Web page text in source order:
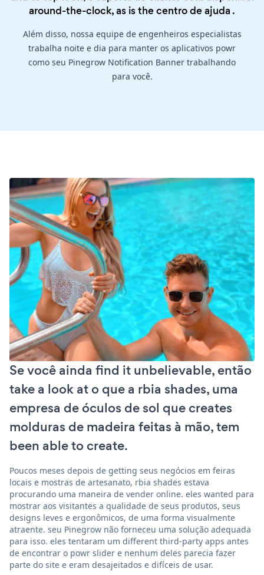
around-the-clock, as is thecentro de ajuda .
Além disso, nossa equipe de engenheiros especialistas
trabalha noite e dia para manter os aplicativos powr
como seu Pinegrow Notification Banner trabalhando
para você.
Se você ainda find it unbelievable, então
take a look at o que a rbia shades, uma
empresa de óculos de sol que creates
molduras de madeira feitas à mão, tem
been able to create.
Poucos meses depois de getting seus negócios em feiras
locais e mostras de artesanato, rbia shades estava
procurando uma maneira de vender online. eles wanted para
mostrar aos visitantes a qualidade de seus produtos, seus
designs leves e ergonômicos, de uma forma visualmente
atraente. seu Pinegrow não forneceu uma solução adequada
para isso. eles tentaram um different third-party apps antes
de encontrar o powr slider e nenhum deles parecia fazer
parte do site e eram desajeitados e difíceis de usar.